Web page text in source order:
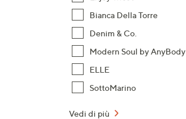
Bianca Della Torre
Denim & Co.
Modern Soul by AnyBody
ELLE
SottoMarino
Vedi di più